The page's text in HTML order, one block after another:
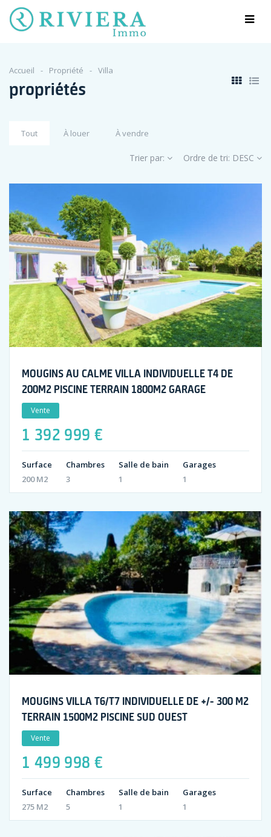
Accueil Propriété Villa
propriétés
Tout À louer À vendre
Trier par: Ordre de tri: DESC
MOUGINS AU CALME VILLA INDIVIDUELLE T4 DE
200M2 PISCINE TERRAIN 1800M2 GARAGE
Vente
1 392 999 €
Surface
200 M2
Chambres
3
Salle de bain
1
Garages
1
MOUGINS VILLA T6/T7 INDIVIDUELLE DE +/- 300 M2
TERRAIN 1500M2 PISCINE SUD OUEST
Vente
1 499 998 €
Surface
275 M2
Chambres
5
Salle de bain
1
Garages
1